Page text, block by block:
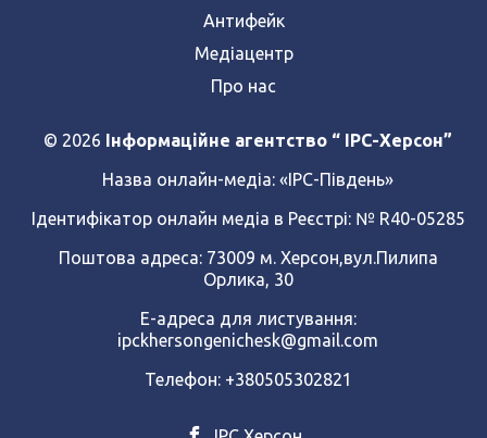
Антифейк
Медіацентр
Про нас
© 2026 Інформаційне агентство “ IPC-Херсон”
Назва онлайн-медіа: «ІРС-Південь»
Ідентифікатор онлайн медіа в Реєстрі: № R40-05285
Поштова адреса: 73009 м. Херсон,вул.Пилипа
Орлика, 30
Е-адреса для листування:
ipckhersongenichesk@gmail.com
Телефон: +380505302821